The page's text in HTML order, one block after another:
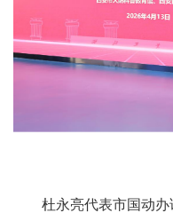
杜永亮代表市国动